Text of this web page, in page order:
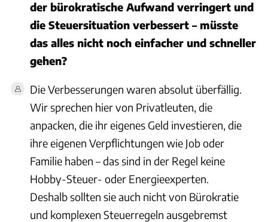
der bürokratische Aufwand verringert und
die Steuersituation verbessert – müsste
das alles nicht noch einfacher und schneller
gehen?
Die Verbesserungen waren absolut überfällig.
Wir sprechen hier von Privatleuten, die
anpacken, die ihr eigenes Geld investieren, die
ihre eigenen Verpflichtungen wie Job oder
Familie haben – das sind in der Regel keine
Hobby-Steuer- oder Energieexperten.
Deshalb sollten sie auch nicht von Bürokratie
und komplexen Steuerregeln ausgebremst